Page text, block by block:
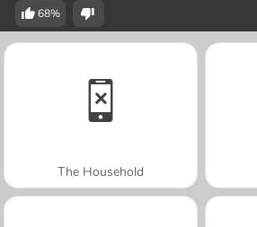
68%
The Household